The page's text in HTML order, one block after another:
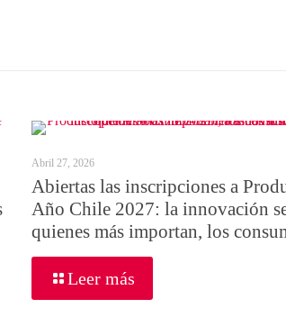
Abril 27, 2026
Abiertas las inscripciones a
Año Chile 2027: la innovación
quienes más importan, los
Leer más